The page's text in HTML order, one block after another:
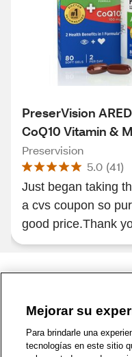
PreserVision
CoQ10 Vitamin &
Supplement, 80 CT
Preservision
5.0 (41)
Just began taking
a cvs coupon so
good price.Thank
1-800-679-9691 |
Política de Privacidad |
Mejorar su
Para brindarle una
tecnologías en este sitio